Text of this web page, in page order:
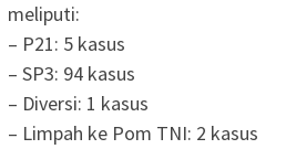
meliputi:
– P21: 5 kasus
– SP3: 94 kasus
– Diversi: 1 kasus
– Limpah ke Pom TNI: 2 kasus